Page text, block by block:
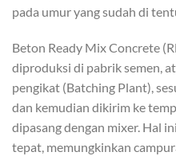
pada umur yang sudah di
Beton Ready Mix Concrete
diproduksi di pabrik semen,
pengikat (Batching Plant),
dan kemudian dikirim ke
dipasang dengan mixer. Hal
tepat, memungkinkan